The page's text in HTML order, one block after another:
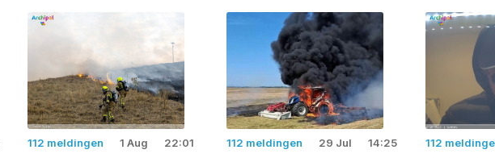
112 meldingen 1 Aug 22:01 112 meldingen 29 Jul 14:25 112